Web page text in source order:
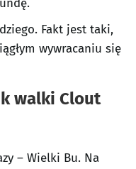
Fakt jest taki,
wywracaniu się
walki Clout
– Wielki Bu. Na